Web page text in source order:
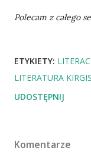
Polecam z całego
ETYKIETY:
LITERATURA
UDOSTĘPNIJ
Komentarze